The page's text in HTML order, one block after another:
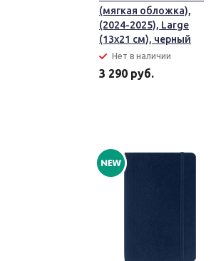
(мягкая обложка),
(2024-2025), Large
(13x21 см), черный
Нет в наличии
3 290 руб.